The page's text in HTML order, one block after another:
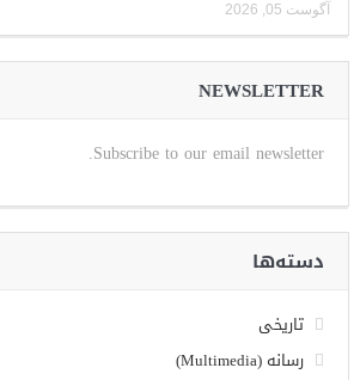
آگوست 05, 2026
NEWSLETTER
Subscribe to our email newsletter.
دسته‌ها
تاریخی
رسانه (Multimedia)